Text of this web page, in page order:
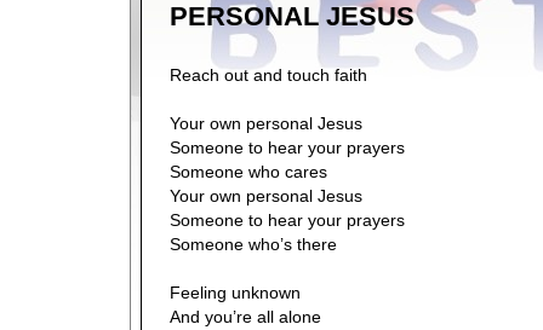
PERSONAL JESUS
Reach out and touch faith
Your own personal Jesus
Someone to hear your prayers
Someone who cares
Your own personal Jesus
Someone to hear your prayers
Someone who’s there
Feeling unknown
And you’re all alone